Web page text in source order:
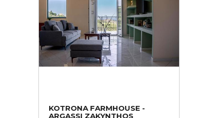
KOTRONA FARMHOUSE -
ARGASSI ZAKYNTHOS